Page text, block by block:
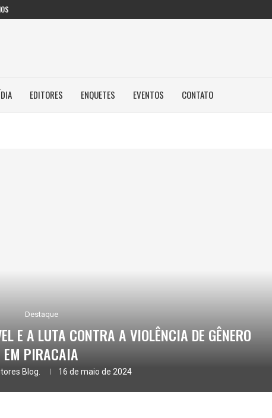
EDITORES ENQUETES EVENTOS CONTATO
Destaque
E A LUTA CONTRA A VIOLÊNCIA DE GÊNERO
EM PIRACAIA
Blog. 16 de maio de 2024